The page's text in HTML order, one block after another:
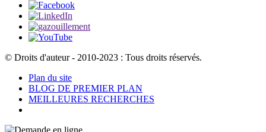
© Droits d'auteur - 2010-2023 : Tous droits réservés.
Plan du site
BLOG DE PREMIER PLAN
MEILLEURES RECHERCHES